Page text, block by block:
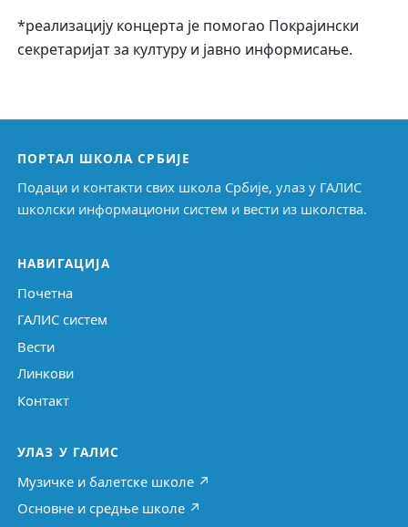
*реализацију концерта је помогао Покрајински
секретаријат за културу и јавно информисање.
ПОРТАЛ ШКОЛА СРБИЈЕ
Подаци и контакти свих школа Србије, улаз у ГАЛИС
школски информациони систем и вести из школства.
НАВИГАЦИЈА
Почетна
ГАЛИС систем
Вести
Линкови
Контакт
УЛАЗ У ГАЛИС
Музичке и балетске школе ↗
Основне и средње школе ↗